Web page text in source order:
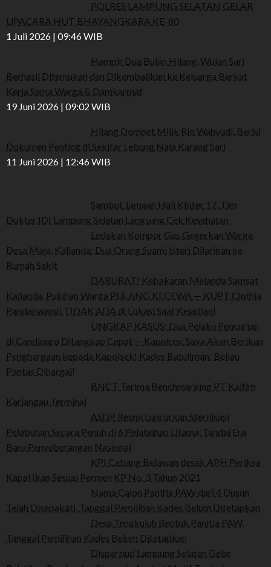
POLRES LAMPUNG SELATAN GELAR
UPACARA HUT BHAYANGKARA KE-80
1 Juli 2026 | 09:46 WIB
Hampir Dua Bulan Hilang, Wulan Sari
Berhasil Ditemukan dan Dikembalikan ke Keluarga Berkat
Kerja Sama Warga & Damkarmat
19 Juni 2026 | 09:02 WIB
Hilang Dompet Milik Rio Wahyudi, Berisi
Dokumen Penting di Sekitar Lebung Nala Karang Sari
11 Juni 2026 | 12:46 WIB
Sambut Jamaah Haji Kloter 17, Tim
Dokter IDI Lampung Selatan Langsung Cek Kesehatan
Ledakan Kompor Gas Gegerkan Warga
Desa Maja, Kalianda: Dua Orang Suami Isteri Dilarikan ke
Rumah Sakit
DARURAT! Kebakaran Melanda Samsat
Kalianda, Puluhan Warga PULANG KECEWA — KUPT Cinthia
Pandanwangi TIDAK ADA di Lokasi Saat Kejadian!
UNGKAP KASUS: Dua Pelaku Pencurian
di Candipuro Ditangkap Cepat — Kapolres: Saya Akan Berikan
Penghargaan kepada Kapolsek! Kades Batuliman: Beliau
Pantas Dihargai!
BNCT Terima Benchmarking PT Kaltim
Kariangau Terminal
ASDP Resmi Luncurkan Sterilisasi
Pelabuhan Secara Penuh di 6 Pelabuhan Utama, Tandai Era
Baru Penyeberangan Nasional
KPI Cabang Belawan desak APH Periksa
Kapal Ikan Sesuai Permen KP No. 3 Tahun 2021
Nama Calon Panitia PAW dari 4 Dusun
Telah Disepakati, Tanggal Pemilihan Kades Belum Ditetapkan
Desa Tengkujuh Bentuk Panitia PAW,
Tanggal Pemilihan Kades Belum Ditetapkan
Disparbud Lampung Selatan Gelar